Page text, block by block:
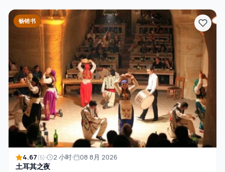
畅销书
4.67(5) 2 小时 08 8月 2026
土耳其之夜